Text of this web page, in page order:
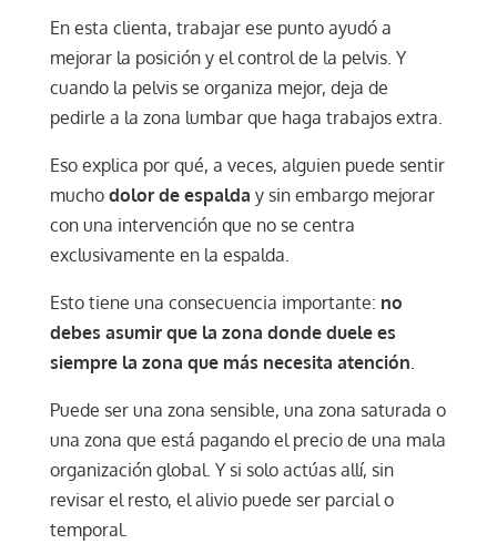
En esta clienta, trabajar ese punto ayudó a
mejorar la posición y el control de la pelvis. Y
cuando la pelvis se organiza mejor, deja de
pedirle a la zona lumbar que haga trabajos extra.
Eso explica por qué, a veces, alguien puede sentir
mucho dolor de espalda y sin embargo mejorar
con una intervención que no se centra
exclusivamente en la espalda.
Esto tiene una consecuencia importante: no
debes asumir que la zona donde duele es
siempre la zona que más necesita atención.
Puede ser una zona sensible, una zona saturada o
una zona que está pagando el precio de una mala
organización global. Y si solo actúas allí, sin
revisar el resto, el alivio puede ser parcial o
temporal.